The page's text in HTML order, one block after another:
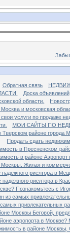
Обратная связь
Доска объявлений
области.
и московская
услуги по продаже
МОИ САЙТЫ ПО
Тверском районе города
Продать сдать
в Пресненском
в районе
Жилая и
надежного риелтора в
риелтора в
Познакомьтесь с
из самых
привлекательных
Москвы Беговой,
аэропорта в
в районе Москвы,